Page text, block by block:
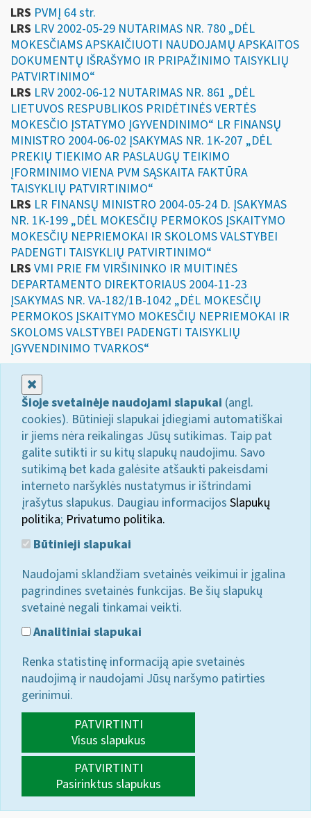
LRS PVMĮ 64 str.
LRS LRV 2002-05-29 NUTARIMAS NR. 780 „DĖL
MOKESČIAMS APSKAIČIUOTI NAUDOJAMŲ APSKAITOS
DOKUMENTŲ IŠRAŠYMO IR PRIPAŽINIMO TAISYKLIŲ
PATVIRTINIMO“
LRS LRV 2002-06-12 NUTARIMAS NR. 861 „DĖL
LIETUVOS RESPUBLIKOS PRIDĖTINĖS VERTĖS
MOKESČIO ĮSTATYMO ĮGYVENDINIMO“ LR FINANSŲ
MINISTRO 2004-06-02 ĮSAKYMAS NR. 1K-207 „DĖL
PREKIŲ TIEKIMO AR PASLAUGŲ TEIKIMO
ĮFORMINIMO VIENA PVM SĄSKAITA FAKTŪRA
TAISYKLIŲ PATVIRTINIMO“
LRS LR FINANSŲ MINISTRO 2004-05-24 D. ĮSAKYMAS
NR. 1K-199 „DĖL MOKESČIŲ PERMOKOS ĮSKAITYMO
MOKESČIŲ NEPRIEMOKAI IR SKOLOMS VALSTYBEI
PADENGTI TAISYKLIŲ PATVIRTINIMO“
LRS VMI PRIE FM VIRŠININKO IR MUITINĖS
DEPARTAMENTO DIREKTORIAUS 2004-11-23
ĮSAKYMAS NR. VA-182/1B-1042 „DĖL MOKESČIŲ
PERMOKOS ĮSKAITYMO MOKESČIŲ NEPRIEMOKAI IR
SKOLOMS VALSTYBEI PADENGTI TAISYKLIŲ
ĮGYVENDINIMO TVARKOS“
Šioje svetainėje naudojami slapukai (angl.
cookies). Būtinieji slapukai įdiegiami automatiškai
ir jiems nėra reikalingas Jūsų sutikimas. Taip pat
galite sutikti ir su kitų slapukų naudojimu. Savo
sutikimą bet kada galėsite atšaukti pakeisdami
interneto naršyklės nustatymus ir ištrindami
įrašytus slapukus. Daugiau informacijos Slapukų
politika; Privatumo politika.
Būtinieji slapukai
Naudojami sklandžiam svetainės veikimui ir įgalina
pagrindines svetainės funkcijas. Be šių slapukų
svetainė negali tinkamai veikti.
Analitiniai slapukai
Renka statistinę informaciją apie svetainės
naudojimą ir naudojami Jūsų naršymo patirties
gerinimui.
PATVIRTINTI
Visus slapukus
PATVIRTINTI
Pasirinktus slapukus